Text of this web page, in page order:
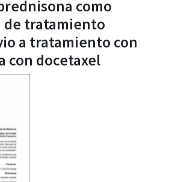
como
de tratamiento
a tratamiento con
con docetaxel